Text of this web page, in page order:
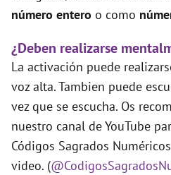
número entero o como
¿Deben realizarse
La activación puede
voz alta. Tambien puede
vez que se escucha. Os
nuestro canal de YouTube
Códigos Sagrados
video. (